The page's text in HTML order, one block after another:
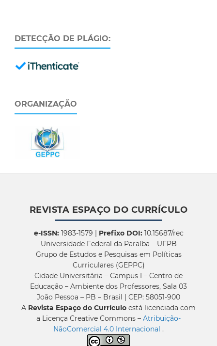
DETECÇÃO DE PLÁGIO:
ORGANIZAÇÃO
REVISTA ESPAÇO DO CURRÍCULO
e-ISSN:1983-1579 | Prefixo DOI:10.15687/rec
Universidade Federal da Paraíba – UFPB
Grupo de Estudos e Pesquisas em Políticas
Curriculares (GEPPC)
Cidade Universitária – Campus I – Centro de
Educação – Ambiente dos Professores, Sala 03
João Pessoa – PB – Brasil | CEP: 58051-900
A Revista Espaço do Currículo está licenciada com
a Licença Creative Commons – Atribuição-
NãoComercial 4.0 Internacional .